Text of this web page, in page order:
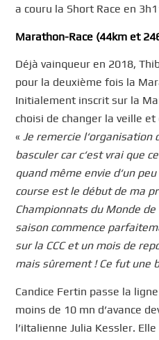
a couru la Short Race en
Marathon-Race (44km et
Déjà vainqueur en 2018,
pour la deuxième fois la
Initialement inscrit sur la
choisi de changer la veille
«Je remercie l‘organisation
basculer car c‘est vrai que c
quand même envie d‘un
course est le début de ma
Championnats du Monde de
saison commence
sur la CCCetun mois de
mais sûrement !Ce fut une
Candice Fertin passe la
moins de 10 mn d’avance
l’iItalienne Julia Kessler.